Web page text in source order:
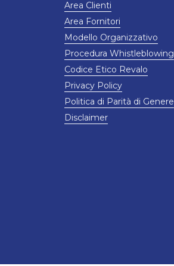
Area Clienti
Area Fornitori
Modello Organizzativo
Procedura Whistleblowing
Codice Etico Revalo
Privacy Policy
Politica di Parità di Genere
Disclaimer